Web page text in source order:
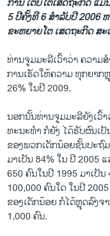
5 ປີຄັ້ງທີ 6 ສຳລັບປີ 2006
ຂະຫຍາຍໂຕ ເສດຖະກິດ ສະ
ທ່ານຈູມມະລີເວົ້າວ່າ ຄວາມ
ການເຮັດໃຫ້ຄວາມ ທຸກຍາກ
26% ໃນປີ 2009.
ນອກນັ້ນທ່ານຈູມມະລີຍັງເວົ້
ທະນະທໍາ ກໍຍັງ ໄດ້ຮັບຜົນເ
ຂອງພວກເດັກນ້ອຍຊັ້ນປະຖົ
ມາເປັນ 84% ໃນ ປີ 2005
650 ຄົນໃນ​ປີ 1995 ມາເປັ
100,000 ຄົນ​ໃດ ໃນປີ
ຂອງເດັກນ້ອຍ ກໍ​ໄດ້ຫຼຸດລົງຈ
1,000 ຄົນ.